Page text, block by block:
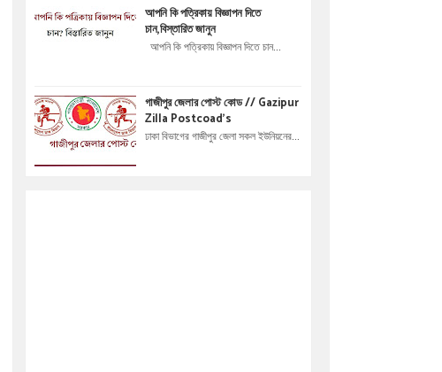
আপনি কি পত্রিকায় বিজ্ঞাপন দিতে
চান,বিস্তারিত জানুন
আপনি কি পত্রিকায় বিজ্ঞাপন দিতে চান...
গাজীপুর জেলার পোস্ট কোড // Gazipur
Zilla Postcoad's
ঢাকা বিভাগের গাজীপুর জেলা সকল ইউনিয়নের...